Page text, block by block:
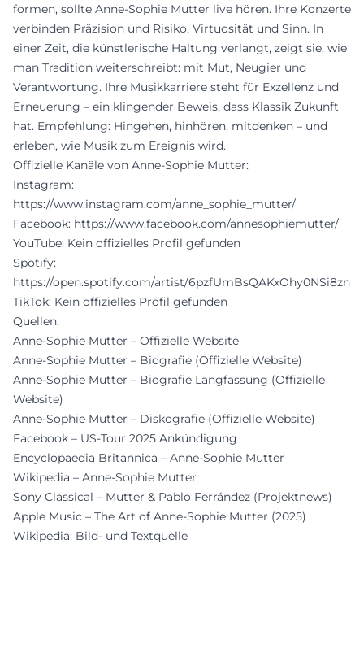
formen, sollte Anne-Sophie Mutter live hören. Ihre Konzerte
verbinden Präzision und Risiko, Virtuosität und Sinn. In
einer Zeit, die künstlerische Haltung verlangt, zeigt sie, wie
man Tradition weiterschreibt: mit Mut, Neugier und
Verantwortung. Ihre Musikkarriere steht für Exzellenz und
Erneuerung – ein klingender Beweis, dass Klassik Zukunft
hat. Empfehlung: Hingehen, hinhören, mitdenken – und
erleben, wie Musik zum Ereignis wird.
Offizielle Kanäle von Anne-Sophie Mutter:
Instagram:
https://www.instagram.com/anne_sophie_mutter/
Facebook: https://www.facebook.com/annesophiemutter/
YouTube: Kein offizielles Profil gefunden
Spotify:
https://open.spotify.com/artist/6pzfUmBsQAKxOhy0NSi8zn
TikTok: Kein offizielles Profil gefunden
Quellen:
Anne-Sophie Mutter – Offizielle Website
Anne-Sophie Mutter – Biografie (Offizielle Website)
Anne-Sophie Mutter – Biografie Langfassung (Offizielle
Website)
Anne-Sophie Mutter – Diskografie (Offizielle Website)
Facebook – US-Tour 2025 Ankündigung
Encyclopaedia Britannica – Anne-Sophie Mutter
Wikipedia – Anne-Sophie Mutter
Sony Classical – Mutter & Pablo Ferrández (Projektnews)
Apple Music – The Art of Anne-Sophie Mutter (2025)
Wikipedia: Bild- und Textquelle